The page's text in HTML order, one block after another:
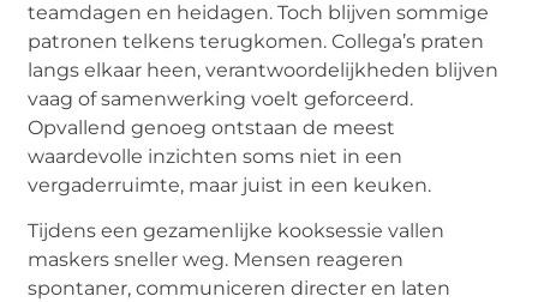
teamdagen en heidagen. Toch blijven sommige
patronen telkens terugkomen. Collega’s praten
langs elkaar heen, verantwoordelijkheden blijven
vaag of samenwerking voelt geforceerd.
Opvallend genoeg ontstaan de meest
waardevolle inzichten soms niet in een
vergaderruimte, maar juist in een keuken.
Tijdens een gezamenlijke kooksessie vallen
maskers sneller weg. Mensen reageren
spontaner, communiceren directer en laten